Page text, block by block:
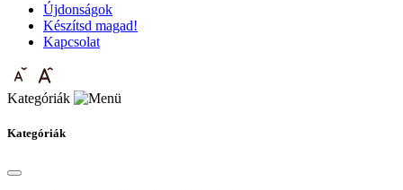
Újdonságok
Készítsd magad!
Kapcsolat
Kategóriák
Kategóriák